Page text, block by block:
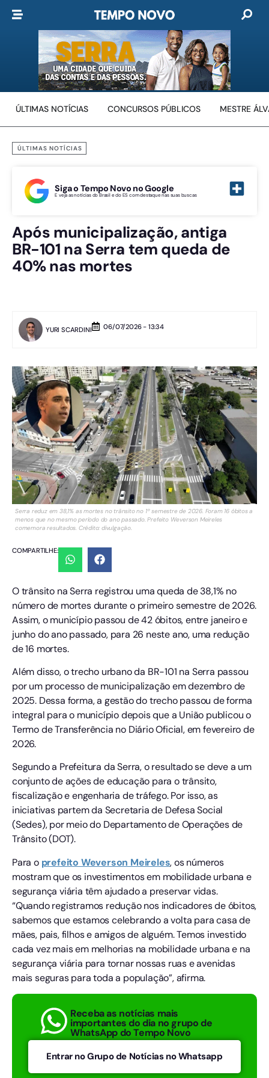
ÚLTIMAS NOTÍCIAS CONCURSOS PÚBLICOS MESTRE
ÚLTIMAS NOTÍCIAS
Siga o Tempo Novo no Google
E veja as notícias do Brasil e do ES com destaque nas suas buscas
Após municipalização, antiga
BR-101 na Serra tem queda de
40% nas mortes
YURI SCARDINI 06/07/2026 - 13:34
Serra reduz em 38,1% as mortes no trânsito no 1º semestre de 2026. Foram 16 óbitos a
menos que no mesmo período do ano passado. Prefeito Weverson Meireles
comemora resultados. Crédito: divulgação.
COMPARTILHE:
O trânsito na Serra registrou uma queda de 38,1% no
número de mortes durante o primeiro semestre de 2026.
Assim, o município passou de 42 óbitos, entre janeiro e
junho do ano passado, para 26 neste ano, uma redução
de 16 mortes.
Além disso, o trecho urbano da BR-101 na Serra passou
por um processo de municipalização em dezembro de
2025. Dessa forma, a gestão do trecho passou de forma
integral para o município depois que a União publicou o
Termo de Transferência no Diário Oficial, em fevereiro de
2026.
Segundo a Prefeitura da Serra, o resultado se deve a um
conjunto de ações de educação para o trânsito,
fiscalização e engenharia de tráfego. Por isso, as
iniciativas partem da Secretaria de Defesa Social
(Sedes), por meio do Departamento de Operações de
Trânsito (DOT).
Para o prefeito Weverson Meireles, os números
mostram que os investimentos em mobilidade urbana e
segurança viária têm ajudado a preservar vidas.
“Quando registramos redução nos indicadores de óbitos,
sabemos que estamos celebrando a volta para casa de
mães, pais, filhos e amigos de alguém. Temos investido
cada vez mais em melhorias na mobilidade urbana e na
segurança viária para tornar nossas ruas e avenidas
mais seguras para toda a população”, afirma.
Receba as notícias mais
importantes do dia no grupo de
WhatsApp do Tempo Novo
Entrar no Grupo de Notícias no Whatsapp